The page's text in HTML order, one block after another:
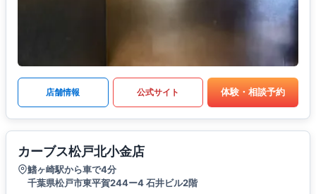
店舗情報 公式サイト 体験・相談予約
カーブス松戸北小金店
鰭ヶ崎駅から車で4分
千葉県松戸市東平賀244ー4 石井ビル2階